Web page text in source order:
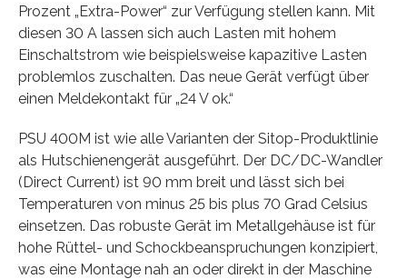
Prozent „Extra-Power“ zur Verfügung stellen kann. Mit
diesen 30 A lassen sich auch Lasten mit hohem
Einschaltstrom wie beispielsweise kapazitive Lasten
problemlos zuschalten. Das neue Gerät verfügt über
einen Meldekontakt für „24 V ok.“
PSU 400M ist wie alle Varianten der Sitop-Produktlinie
als Hutschienengerät ausgeführt. Der DC/DC-Wandler
(Direct Current) ist 90 mm breit und lässt sich bei
Temperaturen von minus 25 bis plus 70 Grad Celsius
einsetzen. Das robuste Gerät im Metallgehäuse ist für
hohe Rüttel- und Schockbeanspruchungen konzipiert,
was eine Montage nah an oder direkt in der Maschine